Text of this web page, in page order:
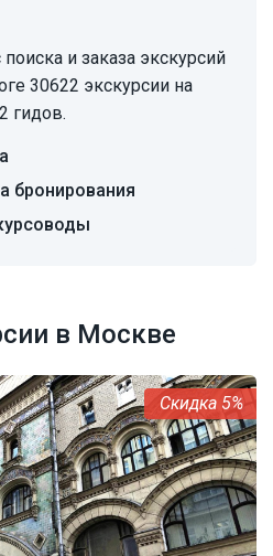
и заказа экскурсий
30622 экскурсии на
гидов.
бронирования
в Москве
5%